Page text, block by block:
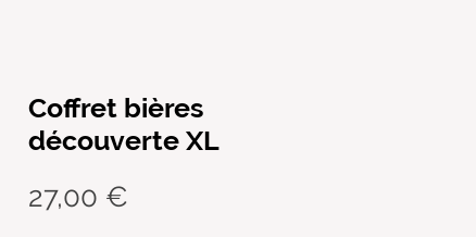
Coffret bières
découverte XL
27,00 €